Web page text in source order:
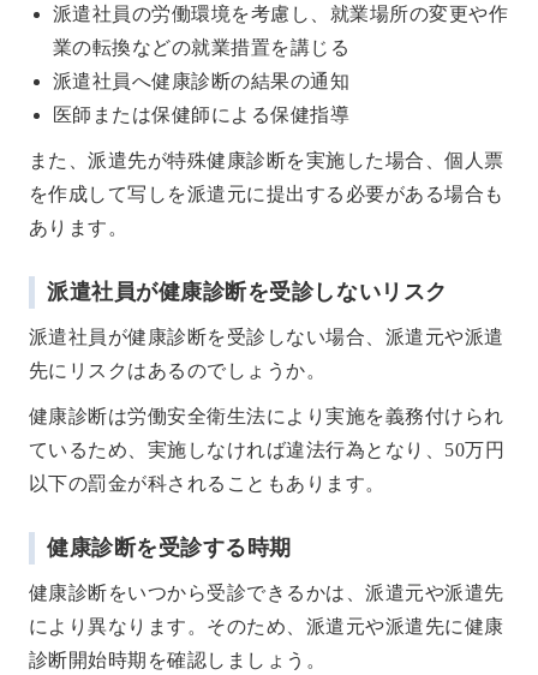
派遣社員の労働環境を考慮し、就業場所の変更や作
業の転換などの就業措置を講じる
派遣社員へ健康診断の結果の通知
医師または保健師による保健指導
また、派遣先が特殊健康診断を実施した場合、個人票
を作成して写しを派遣元に提出する必要がある場合も
あります。
派遣社員が健康診断を受診しないリスク
派遣社員が健康診断を受診しない場合、派遣元や派遣
先にリスクはあるのでしょうか。
健康診断は労働安全衛生法により実施を義務付けられ
ているため、実施しなければ違法行為となり、50万円
以下の罰金が科されることもあります。
健康診断を受診する時期
健康診断をいつから受診できるかは、派遣元や派遣先
により異なります。そのため、派遣元や派遣先に健康
診断開始時期を確認しましょう。